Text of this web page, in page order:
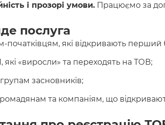
і прозорі умови. Працюємо за
послуга
початківцям, які відкривають перший
«виросли» та переходять на ТОВ;
засновників;
та компаніям, що